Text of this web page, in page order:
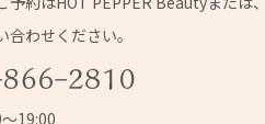
わせください。
19:00